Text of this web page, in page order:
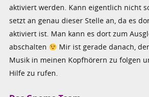
aktiviert werden. Kann eigentlich nicht
setzt an genau dieser Stelle an, da es
aktiviert ist. Man kann es dort zum
abschalten
Mir ist gerade danach,
Musik in meinen Kopfhörern zu folgen
Hilfe zu rufen.